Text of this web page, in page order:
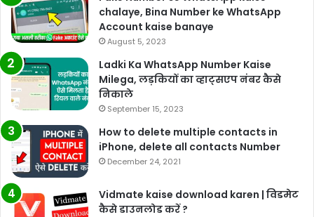
chalaye, Bina Number ke WhatsApp
Account kaise banaye
August 5, 2023
Ladki Ka WhatsApp Number Kaise
Milega, लड़कियों का व्हाट्सएप नंबर कैसे
निकाले
September 15, 2023
How to delete multiple contacts in
iPhone, delete all contacts Number
December 24, 2021
Vidmate kaise download karen | विडमेट
कैसे डाउनलोड करें ?